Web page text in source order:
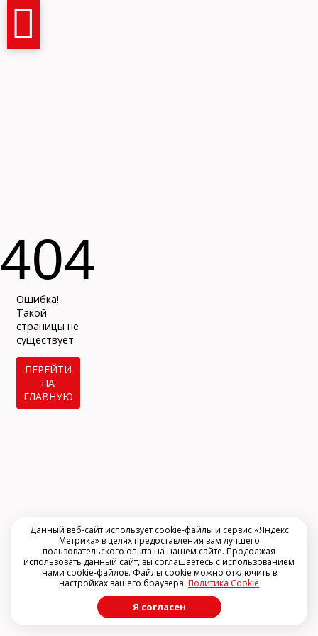
404
Ошибка!
Такой
страницы не
существует
ПЕРЕЙТИ
НА
ГЛАВНУЮ
Контактный телефон
arclinic@mail.ru
Данный веб-сайт использует cookie-файлы и сервис «Яндекс
Метрика» в целях предоставления вам лучшего
пользовательского опыта на нашем сайте. Продолжая
использовать данный сайт, вы соглашаетесь с использованием
нами cookie-файлов. Файлы cookie можно отключить в
настройках вашего браузера. Политика Cookie
Я согласен